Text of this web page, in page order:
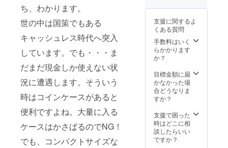
ち、わかります。
世の中は国策でもある
キャッシュレス時代へ突入
しています。でも・・・ま
だまだ現金しか使えない状
況に遭遇します。そういう
時はコインケースがあると
便利ですよね。大量に入る
ケースはかさばるのでNG！
でも、コンパクトサイズな
secure
【veget
able
tanned
wallet】
× 1個 ■
× 1個 ※
オリジ
ナルbox
けいた
しま
す。
支援に関するよ
くある質問
手数料はいく
らかかります
か？
目標金額に届
かなかった場
合どうなりま
すか？
支援で困った
時はどこに相
談したらいい
ですか？